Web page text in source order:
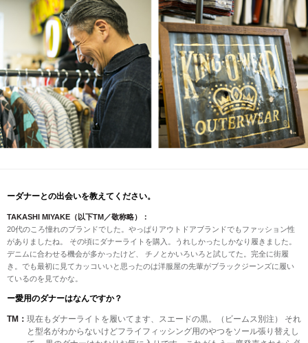
ーダナーとの出会いを教えてください。
TAKASHI MIYAKE（以下TM／敬称略）：
20代のころ憧れのブランドでした。やっぱりアウトドアブランドでもファッション性
がありましたね。 その頃にダナーライトを購入。うれしかったしかなり履きました。
デニムに合わせる機会が多かったけど、 チノとかいろいろと試してた。完全に街履
き。でも最初に見てカッコいいと思ったのは洋服屋の先輩がブラックジーンズに履い
ているのを見てかな。
ー愛用のダナーはなんですか？
TM： 現在もダナーライトを履いてます、スエードの黒。（ビームス別注） それ
と型名がわからないけどフライフィッシング用のやつをソール張り替えし